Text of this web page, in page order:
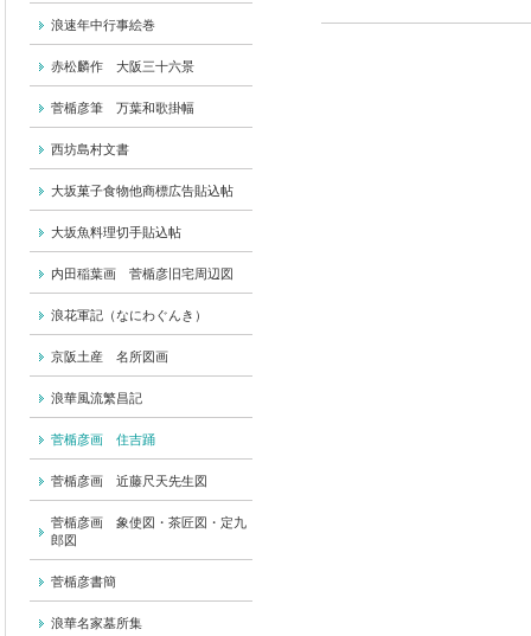
浪速年中行事絵巻
赤松麟作 大阪三十六景
菅楯彦筆 万葉和歌掛幅
西坊島村文書
大坂菓子食物他商標広告貼込帖
大坂魚料理切手貼込帖
内田稲葉画 菅楯彦旧宅周辺図
浪花軍記（なにわぐんき）
京阪土産 名所図画
浪華風流繁昌記
菅楯彦画 住吉踊
菅楯彦画 近藤尺天先生図
菅楯彦画 象使図・茶匠図・定九
郎図
菅楯彦書簡
浪華名家墓所集